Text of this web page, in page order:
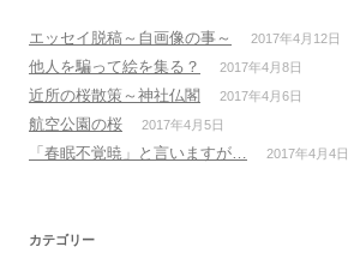
エッセイ脱稿～自画像の事～ 2017年4月12日
他人を騙って絵を集る？ 2017年4月8日
近所の桜散策～神社仏閣 2017年4月6日
航空公園の桜 2017年4月5日
「春眠不覚暁」と言いますが… 2017年4月4日
カテゴリー